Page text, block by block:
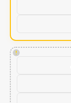
!